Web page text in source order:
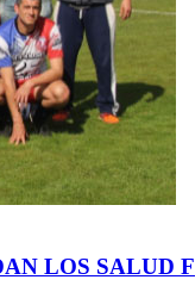
LOS SALUD F